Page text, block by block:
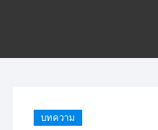
บทความ